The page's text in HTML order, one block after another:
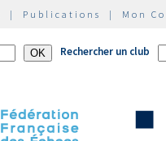
| Publications | Mon
Rechercher un club